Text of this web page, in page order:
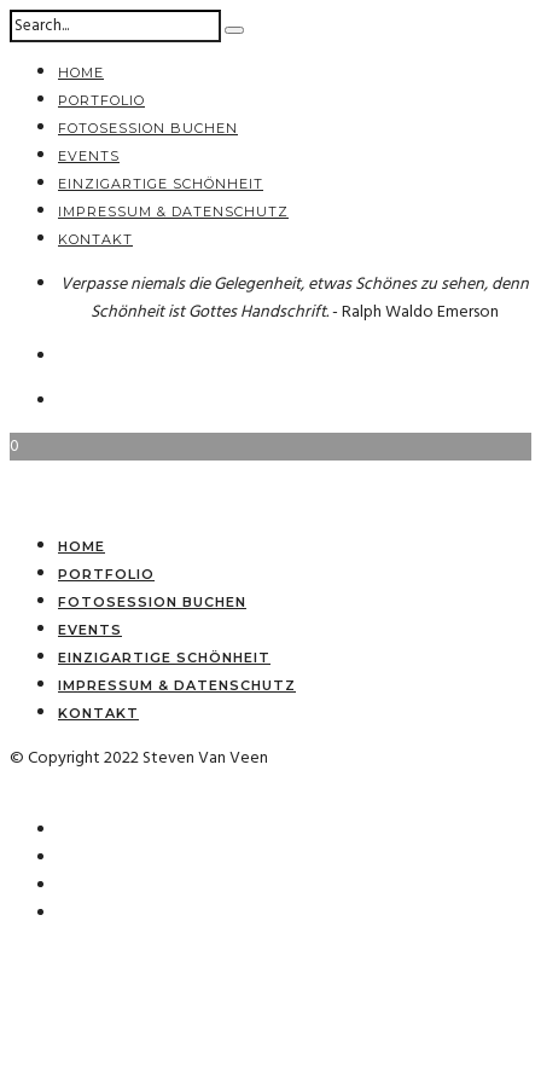
HOME
PORTFOLIO
FOTOSESSION BUCHEN
EVENTS
EINZIGARTIGE SCHÖNHEIT
IMPRESSUM & DATENSCHUTZ
KONTAKT
Verpasse niemals die Gelegenheit, etwas Schönes zu sehen, denn
Schönheit ist Gottes Handschrift.- Ralph Waldo Emerson
0
HOME
PORTFOLIO
FOTOSESSION BUCHEN
EVENTS
EINZIGARTIGE SCHÖNHEIT
IMPRESSUM & DATENSCHUTZ
KONTAKT
© Copyright 2022 Steven Van Veen